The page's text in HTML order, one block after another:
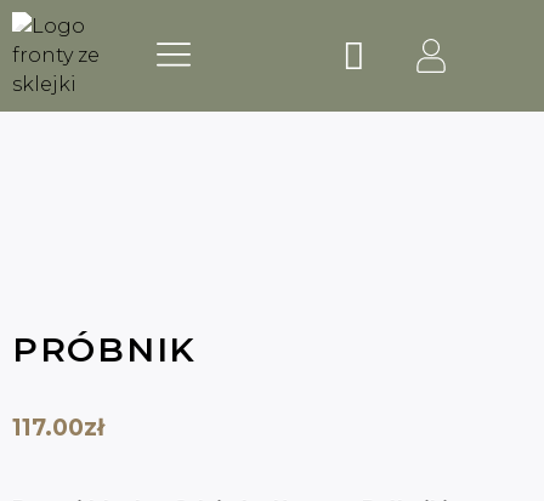
Skip
to
content
Menu Wózek
PRÓBNIK
117.00zł